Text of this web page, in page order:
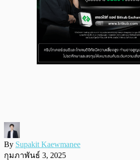
By Supakit Kaewmanee
กุมภาพันธ์ 3, 2025